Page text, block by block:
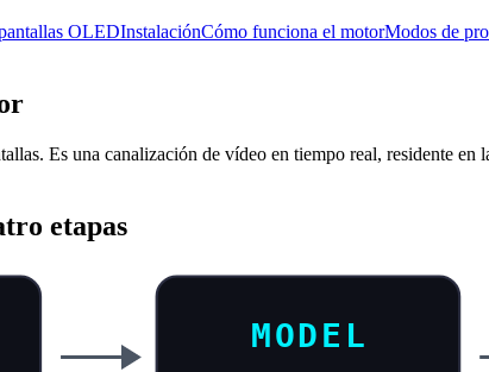
OLEDInstalaciónCómo funciona el motorModos de
Es una canalización de vídeo en tiempo real, residente en
etapas
MODEL